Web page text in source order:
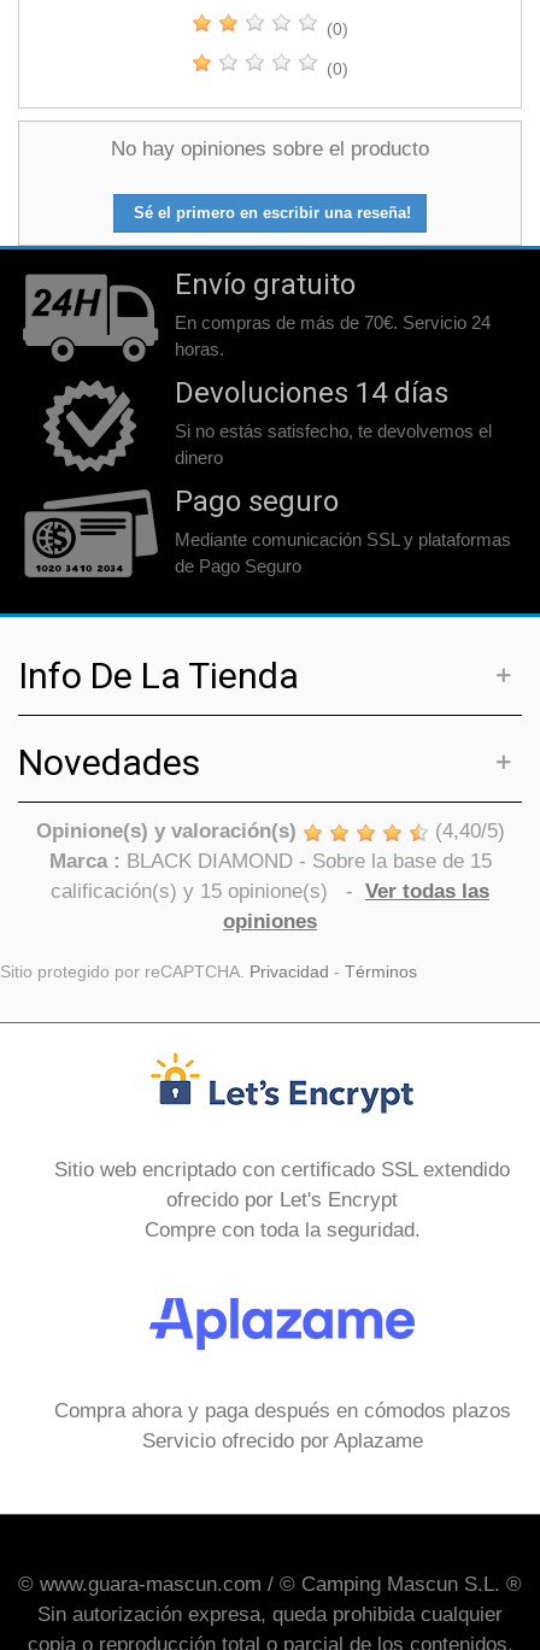
(0)
(0)
No hay opiniones sobre el producto
Sé el primero en escribir una reseña!
Envío gratuito
En compras de más de 70€. Servicio 24
horas.
Devoluciones 14 días
Si no estás satisfecho, te devolvemos el
dinero
Pago seguro
Mediante comunicación SSL y plataformas
de Pago Seguro
Info De La Tienda
Novedades
Opinione(s) y valoración(s) (4,40/5)
Marca : BLACK DIAMOND- Sobre la base de 15
calificación(s) y 15 opinione(s) - Ver todas las
opiniones
Sitio protegido por reCAPTCHA. Privacidad - Términos
Sitio web encriptado con certificado SSL extendido
ofrecido por Let's Encrypt
Compre con toda la seguridad.
Compra ahora y paga después en cómodos plazos
Servicio ofrecido por Aplazame
© www.guara-mascun.com / © Camping Mascun S.L. ®
Sin autorización expresa, queda prohibida cualquier
copia o reproducción total o parcial de los contenidos,